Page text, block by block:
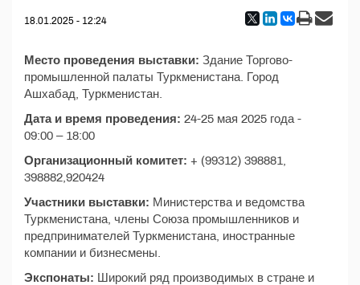
18.01.2025 - 12:24
Место проведения выставки: Здание Торгово-
промышленной палаты Туркменистана. Город
Ашхабад, Туркменистан.
Дата и время проведения: 24-25 мая 2025 года -
09:00 – 18:00
Организационный комитет: + (99312) 398881,
398882,920424
Участники выставки: Министерства и ведомства
Туркменистана, члены Союза промышленников и
предпринимателей Туркменистана, иностранные
компании и бизнесмены.
Экспонаты: Широкий ряд производимых в стране и